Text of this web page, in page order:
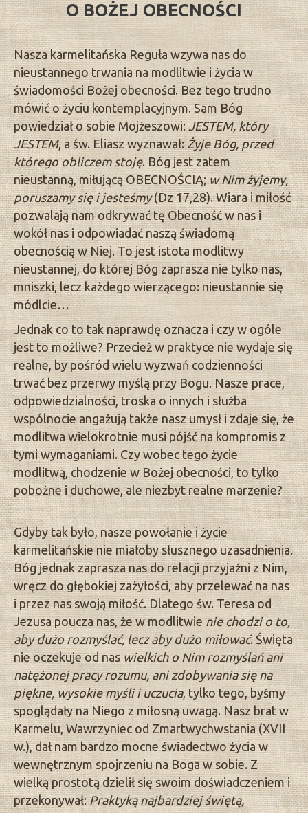
O BOŻEJ OBECNOŚCI
Nasza karmelitańska Reguła wzywa nas do
nieustannego trwania na modlitwie i życia w
świadomości Bożej obecności. Bez tego trudno
mówić o życiu kontemplacyjnym. Sam Bóg
powiedział o sobie Mojżeszowi:JESTEM, który
JESTEM, a św. Eliasz wyznawał:Żyje Bóg, przed
którego obliczem stoję. Bóg jest zatem
nieustanną, miłującą OBECNOŚCIĄ;w Nim żyjemy,
poruszamy się i jesteśmy(Dz 17,28). Wiara i miłość
pozwalają nam odkrywać tę Obecność w nas i
wokół nas i odpowiadać naszą świadomą
obecnością w Niej. To jest istota modlitwy
nieustannej, do której Bóg zaprasza nie tylko nas,
mniszki, lecz każdego wierzącego: nieustannie się
módlcie…
Jednak co to tak naprawdę oznacza i czy w ogóle
jest to możliwe? Przecież w praktyce nie wydaje się
realne, by pośród wielu wyzwań codzienności
trwać bez przerwy myślą przy Bogu. Nasze prace,
odpowiedzialności, troska o innych i służba
wspólnocie angażują także nasz umysł i zdaje się, że
modlitwa wielokrotnie musi pójść na kompromis z
tymi wymaganiami. Czy wobec tego życie
modlitwą, chodzenie w Bożej obecności, to tylko
pobożne i duchowe, ale niezbyt realne marzenie?
Gdyby tak było, nasze powołanie i życie
karmelitańskie nie miałoby słusznego uzasadnienia.
Bóg jednak zaprasza nas do relacji przyjaźni z Nim,
wręcz do głębokiej zażyłości, aby przelewać na nas
i przez nas swoją miłość. Dlatego św. Teresa od
Jezusa poucza nas, że w modlitwienie chodzi o to,
aby dużo rozmyślać, lecz aby dużo miłować. Święta
nie oczekuje od nas wielkich o Nim rozmyślań ani
natężonej pracy rozumu, ani zdobywania się na
piękne, wysokie myśli i uczucia, tylko tego, byśmy
spoglądały na Niego z miłosną uwagą. Nasz brat w
Karmelu, Wawrzyniec od Zmartwychwstania (XVII
w.), dał nam bardzo mocne świadectwo życia w
wewnętrznym spojrzeniu na Boga w sobie. Z
wielką prostotą dzielił się swoim doświadczeniem i
przekonywał:Praktyką najbardziej świętą,